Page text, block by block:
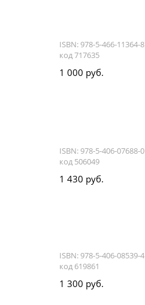
ISBN: 978-5-466-11364-8
код 717635
1 000 руб.
ISBN: 978-5-406-07688-0
код 506049
1 430 руб.
ISBN: 978-5-406-08539-4
код 619861
1 300 руб.